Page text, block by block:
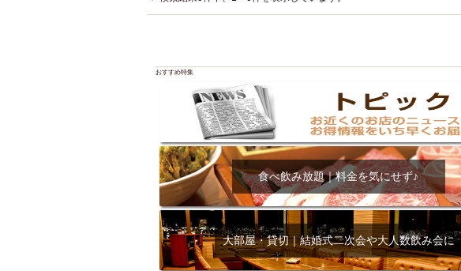
夜10時以降入店可
県産魚 焼鳥
アサヒスーパードライ
県庁前駅周辺
大部屋50名以上～
オリオン 海ぶど
ハッピーアワー
アグー豚 プレミア
飲み放題付きコース3000円
肉の日
キリン一番搾り
エビ カレー チ
アレルギー対応可能
牧志駅周辺 ペ
ダイエット中におススメ
沖縄そば
ソファー
激辛料理 石垣牛 アヒ
おすすめ特集
食べ飲み放題｜料金を気にせず♪
大部屋・貸切｜結婚式二次会や大人数飲み会に